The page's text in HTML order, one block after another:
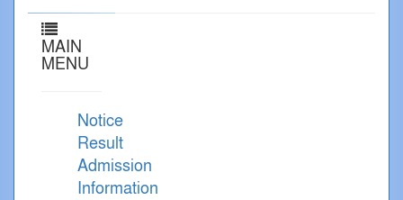
MAIN
MENU
Notice
Result
Admission
Information